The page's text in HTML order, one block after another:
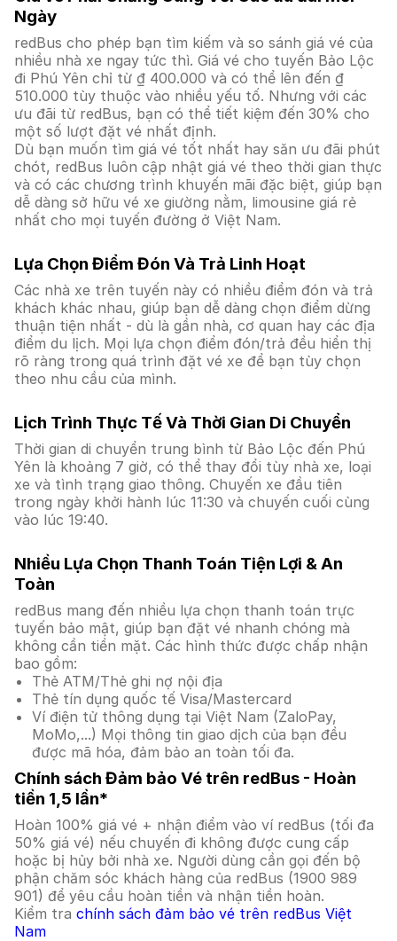
Ngày
redBus cho phép bạn tìm kiếm và so sánh giá vé của
nhiều nhà xe ngay tức thì. Giá vé cho tuyến Bảo Lộc
đi Phú Yên chỉ từ ₫ 400.000 và có thể lên đến ₫
510.000 tùy thuộc vào nhiều yếu tố. Nhưng với các
ưu đãi từ redBus, bạn có thể tiết kiệm đến 30% cho
một số lượt đặt vé nhất định.
Dù bạn muốn tìm giá vé tốt nhất hay săn ưu đãi phút
chót, redBus luôn cập nhật giá vé theo thời gian thực
và có các chương trình khuyến mãi đặc biệt, giúp bạn
dễ dàng sở hữu vé xe giường nằm, limousine giá rẻ
nhất cho mọi tuyến đường ở Việt Nam.
Lựa Chọn Điểm Đón Và Trả Linh Hoạt
Các nhà xe trên tuyến này có nhiều điểm đón và trả
khách khác nhau, giúp bạn dễ dàng chọn điểm dừng
thuận tiện nhất - dù là gần nhà, cơ quan hay các địa
điểm du lịch. Mọi lựa chọn điểm đón/trả đều hiển thị
rõ ràng trong quá trình đặt vé xe để bạn tùy chọn
theo nhu cầu của mình.
Lịch Trình Thực Tế Và Thời Gian Di Chuyển
Thời gian di chuyển trung bình từ Bảo Lộc đến Phú
Yên là khoảng 7 giờ, có thể thay đổi tùy nhà xe, loại
xe và tình trạng giao thông. Chuyến xe đầu tiên
trong ngày khởi hành lúc 11:30 và chuyến cuối cùng
vào lúc 19:40.
Nhiều Lựa Chọn Thanh Toán Tiện Lợi & An
Toàn
redBus mang đến nhiều lựa chọn thanh toán trực
tuyến bảo mật, giúp bạn đặt vé nhanh chóng mà
không cần tiền mặt. Các hình thức được chấp nhận
bao gồm:
Thẻ ATM/Thẻ ghi nợ nội địa
Thẻ tín dụng quốc tế Visa/Mastercard
Ví điện tử thông dụng tại Việt Nam (ZaloPay,
MoMo,...) Mọi thông tin giao dịch của bạn đều
được mã hóa, đảm bảo an toàn tối đa.
Chính sách Đảm bảo Vé trên redBus - Hoàn
tiền 1,5 lần*
Hoàn 100% giá vé + nhận điểm vào ví redBus (tối đa
50% giá vé) nếu chuyến đi không được cung cấp
hoặc bị hủy bởi nhà xe. Người dùng cần gọi đến bộ
phận chăm sóc khách hàng của redBus (1900 989
901) để yêu cầu hoàn tiền và nhận tiền hoàn.
Kiểm tra chính sách đảm bảo vé trên redBus Việt
Nam